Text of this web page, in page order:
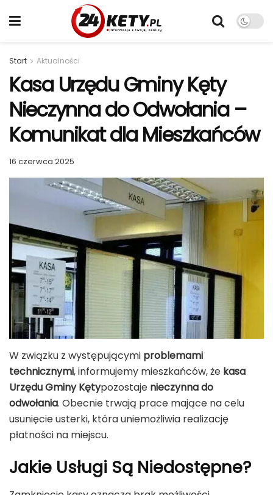
Start Aktualności
Kasa Urzędu Gminy Kęty
Nieczynna do Odwołania –
Komunikat dla Mieszkańców
16 czerwca 2025
W związku z występującymi problemami
technicznymi, informujemy mieszkańców, że kasa
Urzędu Gminy Kętypozostaje nieczynna do
odwołania. Obecnie trwają prace mające na celu
usunięcie usterki, która uniemożliwia realizację
płatności na miejscu.
Jakie Usługi Są Niedostępne?